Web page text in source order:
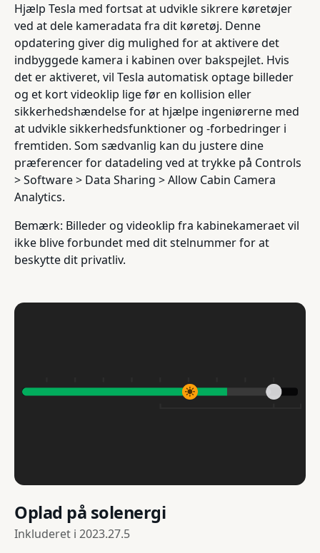
Hjælp Tesla med fortsat at udvikle sikrere køretøjer
ved at dele kameradata fra dit køretøj. Denne
opdatering giver dig mulighed for at aktivere det
indbyggede kamera i kabinen over bakspejlet. Hvis
det er aktiveret, vil Tesla automatisk optage billeder
og et kort videoklip lige før en kollision eller
sikkerhedshændelse for at hjælpe ingeniørerne med
at udvikle sikkerhedsfunktioner og -forbedringer i
fremtiden. Som sædvanlig kan du justere dine
præferencer for datadeling ved at trykke på Controls
> Software > Data Sharing > Allow Cabin Camera
Analytics.
Bemærk: Billeder og videoklip fra kabinekameraet vil
ikke blive forbundet med dit stelnummer for at
beskytte dit privatliv.
Oplad på solenergi
Inkluderet i 2023.27.5